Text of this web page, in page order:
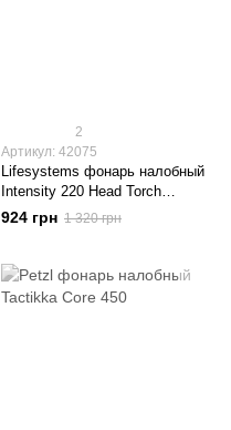
2
Артикул: 42075
Lifesystems фонарь налобный
Intensity 220 Head Torch
Rechargeable
924 грн 1 320 грн